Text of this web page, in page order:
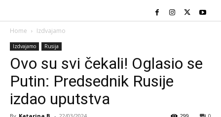
Home Izdvajamo
Izdvajamo Rusija
Ovo su svi čekali! Oglasio se
Putin: Predsednik Rusije
izdao uputstva